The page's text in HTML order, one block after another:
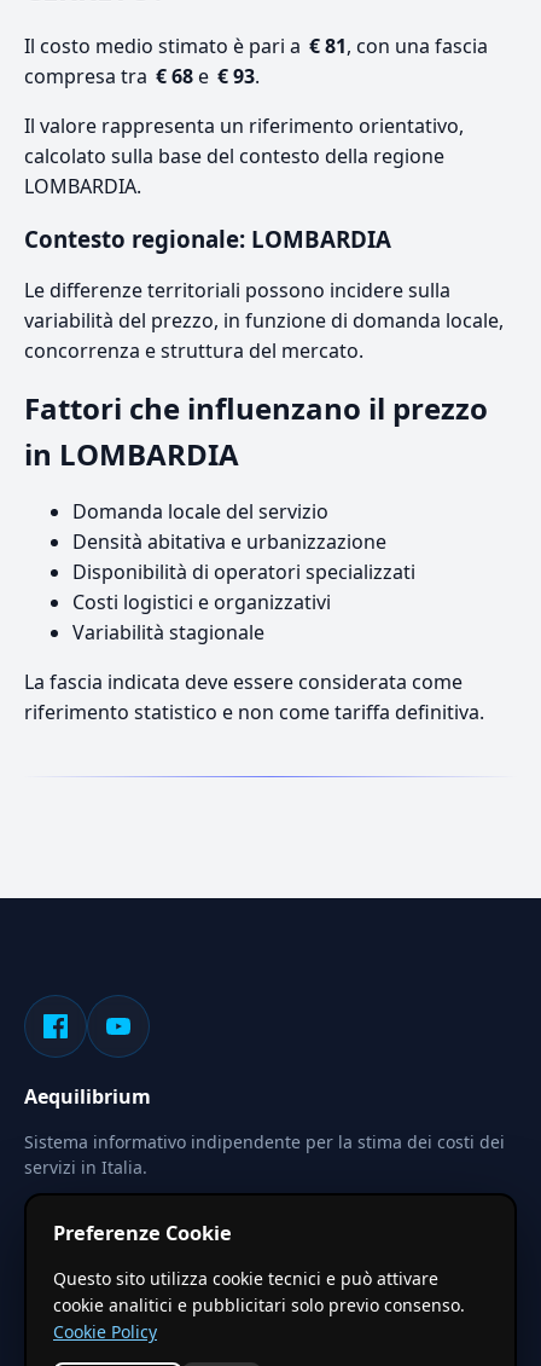
Il costo medio stimato è pari a € 81, con una fascia
compresa tra € 68e € 93.
Il valore rappresenta un riferimento orientativo,
calcolato sulla base del contesto della regione
LOMBARDIA.
Contesto regionale: LOMBARDIA
Le differenze territoriali possono incidere sulla
variabilità del prezzo, in funzione di domanda locale,
concorrenza e struttura del mercato.
Fattori che influenzano il prezzo
in LOMBARDIA
Domanda locale del servizio
Densità abitativa e urbanizzazione
Disponibilità di operatori specializzati
Costi logistici e organizzativi
Variabilità stagionale
La fascia indicata deve essere considerata come
riferimento statistico e non come tariffa definitiva.
Aequilibrium
Sistema informativo indipendente per la stima dei costi dei
servizi in Italia.
Le stime pubblicate sono calcolate tramite coefficienti
territoriali regionali applicati a valori base nazionali. Non
costituiscono preventivo ufficiale.
Preferenze Cookie
Questo sito utilizza cookie tecnici e può attivare
cookie analitici e pubblicitari solo previo consenso.
Cookie Policy